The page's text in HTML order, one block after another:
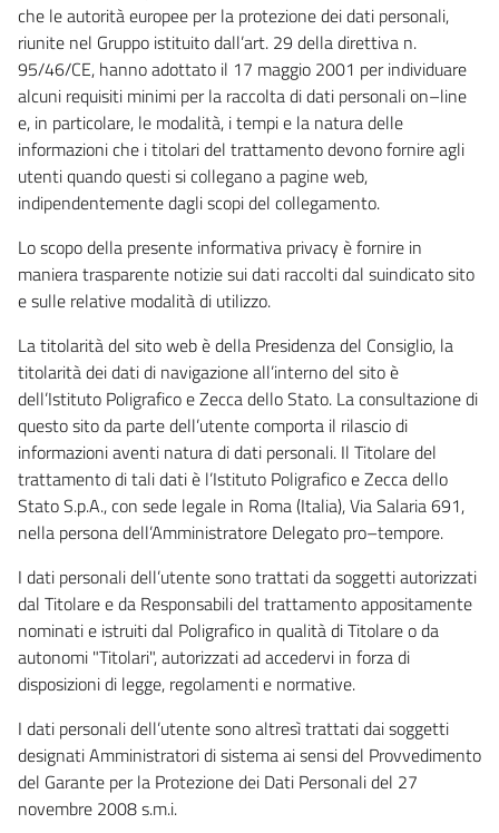
che le autorità europee per la protezione dei dati personali,
riunite nel Gruppo istituito dall’art. 29 della direttiva n.
95/46/CE, hanno adottato il 17 maggio 2001 per individuare
alcuni requisiti minimi per la raccolta di dati personali on–line
e, in particolare, le modalità, i tempi e la natura delle
informazioni che i titolari del trattamento devono fornire agli
utenti quando questi si collegano a pagine web,
indipendentemente dagli scopi del collegamento.
Lo scopo della presente informativa privacy è fornire in
maniera trasparente notizie sui dati raccolti dal suindicato sito
e sulle relative modalità di utilizzo.
La titolarità del sito web è della Presidenza del Consiglio, la
titolarità dei dati di navigazione all’interno del sito è
dell’Istituto Poligrafico e Zecca dello Stato. La consultazione di
questo sito da parte dell’utente comporta il rilascio di
informazioni aventi natura di dati personali. Il Titolare del
trattamento di tali dati è l’Istituto Poligrafico e Zecca dello
Stato S.p.A., con sede legale in Roma (Italia), Via Salaria 691,
nella persona dell’Amministratore Delegato pro–tempore.
I dati personali dell’utente sono trattati da soggetti autorizzati
dal Titolare e da Responsabili del trattamento appositamente
nominati e istruiti dal Poligrafico in qualità di Titolare o da
autonomi "Titolari", autorizzati ad accedervi in forza di
disposizioni di legge, regolamenti e normative.
I dati personali dell’utente sono altresì trattati dai soggetti
designati Amministratori di sistema ai sensi del Provvedimento
del Garante per la Protezione dei Dati Personali del 27
novembre 2008 s.m.i.